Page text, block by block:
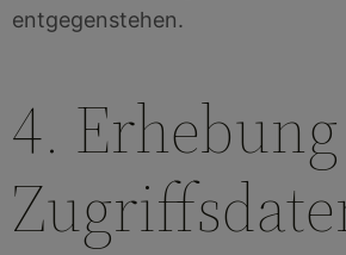
entgegenstehen.
4.